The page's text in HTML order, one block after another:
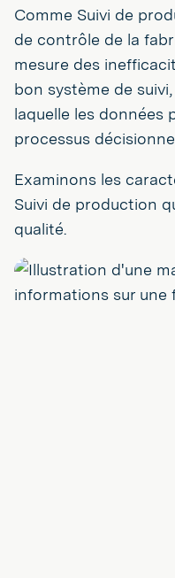
Comme Suivi de
de contrôle de la
mesure des
bon système de
laquelle les données
processus
Examinons les
Suivi de production
qualité.